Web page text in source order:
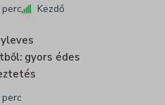
Kezdő
gyors édes